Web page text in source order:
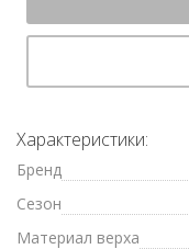
Характеристики:
Бренд
Сезон
Материал верха